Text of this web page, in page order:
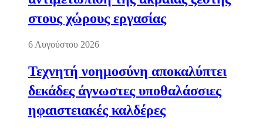
στους χώρους εργασίας
6 Αυγούστου 2026
Τεχνητή νοημοσύνη αποκαλύπτει
δεκάδες άγνωστες υποθαλάσσιες
ηφαιστειακές καλδέρες